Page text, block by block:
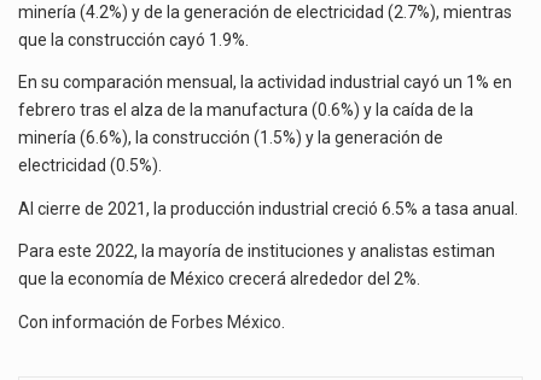
minería (4.2%) y de la generación de electricidad (2.7%), mientras
que la construcción cayó 1.9%.
En su comparación mensual, la actividad industrial cayó un 1% en
febrero tras el alza de la manufactura (0.6%) y la caída de la
minería (6.6%), la construcción (1.5%) y la generación de
electricidad (0.5%).
Al cierre de 2021, la producción industrial creció 6.5% a tasa anual.
Para este 2022, la mayoría de instituciones y analistas estiman
que la economía de México crecerá alrededor del 2%.
Con información de Forbes México